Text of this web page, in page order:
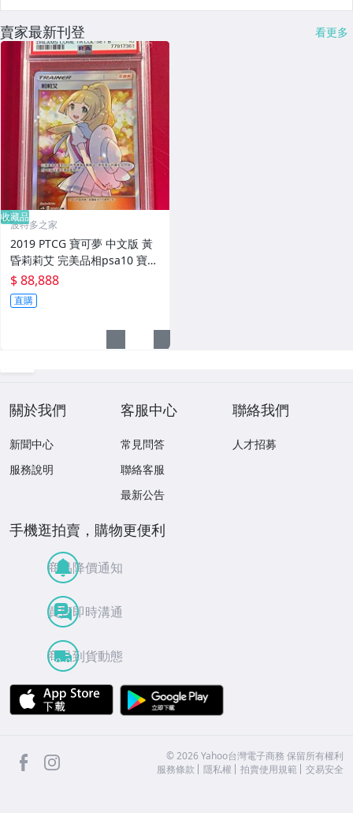
賣家最新刊登 看更多
收藏品
波特多之家
2019 PTCG 寶可夢 中文版 黃
昏莉莉艾 完美品相psa10 寶可
夢經典神卡，錯過就可惜了
$ 88,888
直購
關於我們
新聞中心
服務說明
客服中心
常見問答
聯絡客服
最新公告
聯絡我們
人才招募
手機逛拍賣，購物更便利
商品降價通知
買賣即時溝通
商品到貨動態
APP Store
facebook ©2026 Yahoo台灣電子商務 保留所有權利
服務條款
隱私權 拍賣使用規範 交易安全